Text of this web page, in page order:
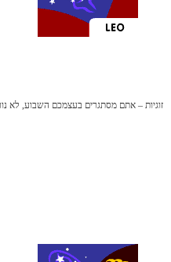
זוגיות – אתם מסתגרים בעצמכם השבוע, לא